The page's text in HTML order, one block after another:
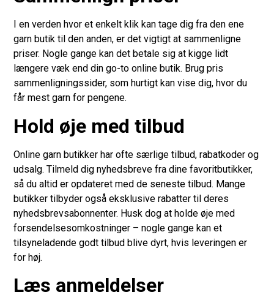
I en verden hvor et enkelt klik kan tage dig fra den ene
garn butik til den anden, er det vigtigt at sammenligne
priser. Nogle gange kan det betale sig at kigge lidt
længere væk end din go-to online butik. Brug pris
sammenligningssider, som hurtigt kan vise dig, hvor du
får mest garn for pengene.
Hold øje med tilbud
Online garn butikker har ofte særlige tilbud, rabatkoder og
udsalg. Tilmeld dig nyhedsbreve fra dine favoritbutikker,
så du altid er opdateret med de seneste tilbud. Mange
butikker tilbyder også eksklusive rabatter til deres
nyhedsbrevsabonnenter. Husk dog at holde øje med
forsendelsesomkostninger – nogle gange kan et
tilsyneladende godt tilbud blive dyrt, hvis leveringen er
for høj.
Læs anmeldelser